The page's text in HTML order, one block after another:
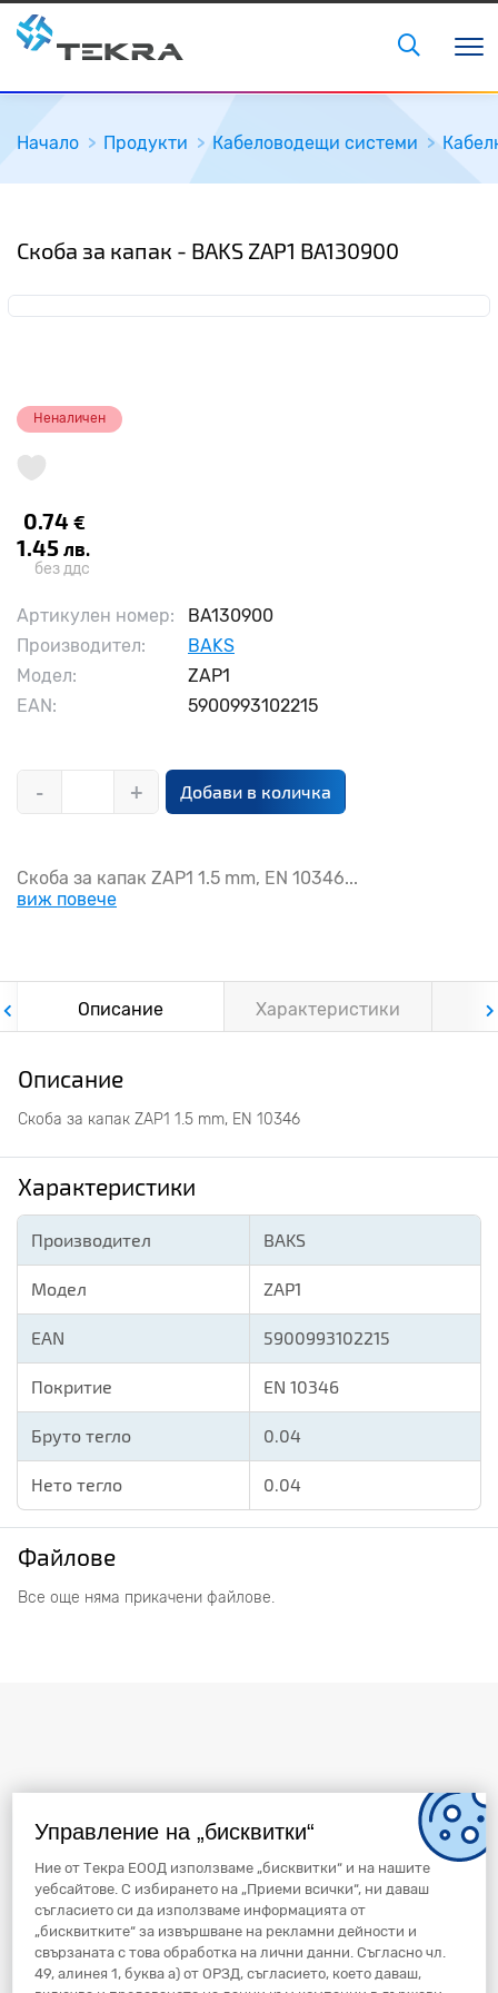
Управление на „бисквитки“
Ние от Текра ЕООД използваме „бисквитки“ и на нашите
уебсайтове. С избирането на „Приеми всички“, ни даваш
съгласието си да използваме информацията от
„бисквитките“ за извършване на рекламни дейности и
свързаната с това обработка на лични данни. Съгласно чл.
49, алинея 1, буква а) от ОРЗД, съгласието, което даваш,
Начало Продукти Кабеловодещи системи
Скоба за капак - BAKS ZAP1 BA130900
Неналичен
0.74 €
1.45 лв.
без ддс
Артикулен номер:
BA130900
Производител:
BAKS
Модел:
ZAP1
EAN:
5900993102215
- + Добави в количка
Скоба за капак ZAP1 1.5 mm, EN 10346...
виж повече
Описание Характеристики
Описание
Скоба за капак ZAP1 1.5 mm, EN 10346
Характеристики
Производител BAKS
Модел ZAP1
EAN 5900993102215
Покритие EN 10346
Бруто тегло 0.04
Нето тегло 0.04
Файлове
Все още няма прикачени файлове.